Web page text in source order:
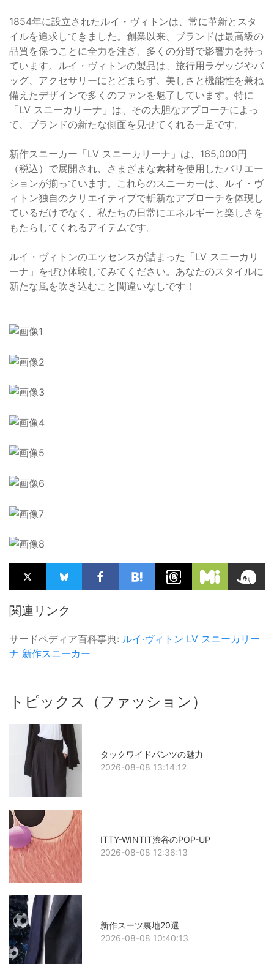
1854年に設立されたルイ・ヴィトンは、常に革新とスタ
イルを追求してきました。創業以来、ブランドは最高級の
品質を保つことに全力を注ぎ、多くの分野で影響力を持っ
ています。ルイ・ヴィトンの製品は、旅行用ラゲッジやバ
ッグ、アクセサリーにとどまらず、美しさと機能性を兼ね
備えたデザインで多くのファンを魅了しています。特に
「LV スニーカリーナ」は、その大胆なアプローチによっ
て、ブランドの新たな側面を見せてくれる一足です。
新作スニーカー「LV スニーカリーナ」は、165,000円
（税込）で展開され、さまざまな素材を使用したバリエー
ションが揃っています。これらのスニーカーは、ルイ・ヴ
ィトン独自のクリエイティブで斬新なアプローチを体現し
ているだけでなく、私たちの日常にエネルギーと楽しさを
もたらしてくれるアイテムです。
ルイ・ヴィトンのエッセンスが詰まった「LV スニーカリ
ーナ」をぜひ体験してみてください。あなたのスタイルに
新たな風を吹き込むこと間違いなしです！
関連リンク
サードペディア百科事典: ルイ·ヴィトン LV スニーカリー
ナ 新作スニーカー
トピックス（ファッション）
タックワイドパンツの魅力
2026-08-08 13:14:12
ITTY-WINTIT渋谷のPOP-UP
2026-08-08 12:36:13
新作スーツ裏地20選
2026-08-08 10:40:13